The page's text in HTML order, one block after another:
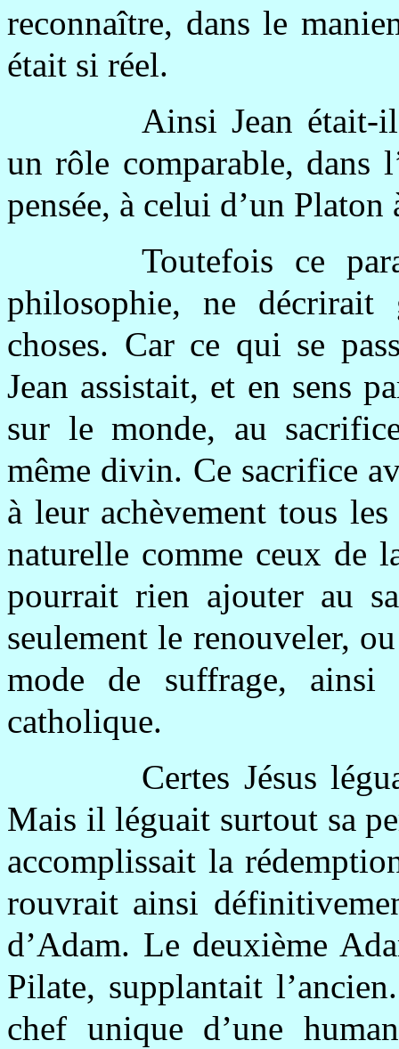
reconnaître, dans le
était si réel.
Ainsi Jean était-
un rôle comparable, dans
pensée, à celui d’un Platon
Toutefois ce
philosophie, ne
choses. Car ce qui se
Jean assistait, et en sens
sur le monde, au
même divin. Ce sacrifice
à leur achèvement tous
naturelle comme ceux de
pourrait rien ajouter au
seulement le renouveler,
mode de suffrage, ainsi
catholique.
Certes Jésus
Mais il léguait surtout sa
accomplissait la
rouvrait ainsi
d’Adam. Le deuxième
Pilate, supplantait
chef unique d’une